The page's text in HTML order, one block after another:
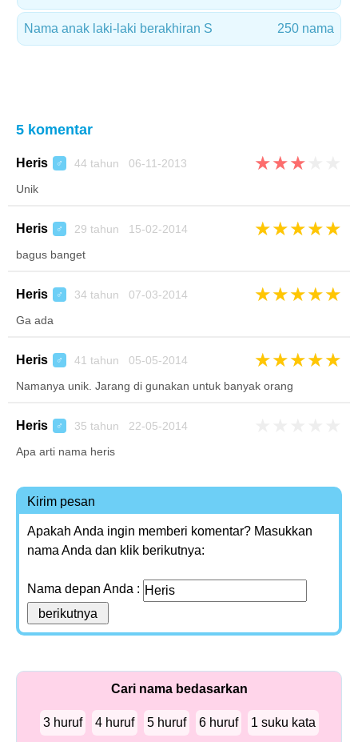
Nama anak laki-laki berakhiran S 250 nama
5 komentar
Heris ♂ 44 tahun 06-11-2013 ★★★
Unik
Heris ♂ 29 tahun 15-02-2014 ★★★★★
bagus banget
Heris ♂ 34 tahun 07-03-2014 ★★★★★
Ga ada
Heris ♂ 41 tahun 05-05-2014 ★★★★★
Namanya unik. Jarang di gunakan untuk banyak orang
Heris ♂ 35 tahun 22-05-2014
Apa arti nama heris
Kirim pesan
Apakah Anda ingin memberi komentar? Masukkan
nama Anda dan klik berikutnya:
Nama depan Anda :
Cari nama bedasarkan
3 huruf 4 huruf 5 huruf 6 huruf 1 suku kata